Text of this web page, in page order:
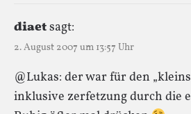
diaetsagt:
2. August 2007 um 13:57 Uhr
@Lukas: der war für den
inklusive zerfetzung durch die